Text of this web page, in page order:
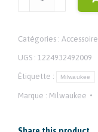
4932492009
–
Coffret
embouts
Catégories :
UGS : 1224932492009
Étiquette : Milwaukee
Marque : Milwaukee